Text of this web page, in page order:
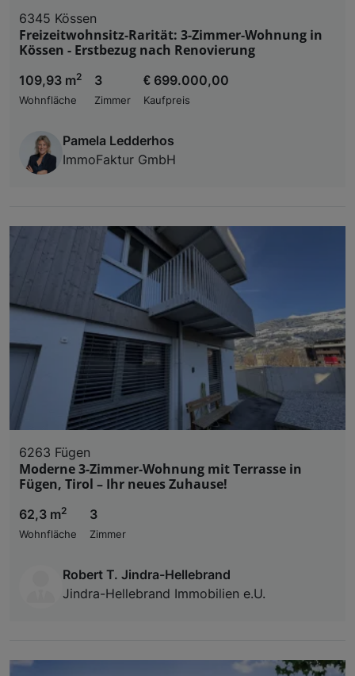
6345 Kössen
Freizeitwohnsitz-Rarität: 3-Zimmer-Wohnung in
Kössen - Erstbezug nach Renovierung
109,93 m2
Wohnfläche
3
Zimmer
€ 699.000,00
Kaufpreis
Pamela Ledderhos
ImmoFaktur GmbH
6263 Fügen
Moderne 3-Zimmer-Wohnung mit Terrasse in
Fügen, Tirol – Ihr neues Zuhause!
62,3 m2
Wohnfläche
3
Zimmer
Robert T. Jindra-Hellebrand
Jindra-Hellebrand Immobilien e.U.